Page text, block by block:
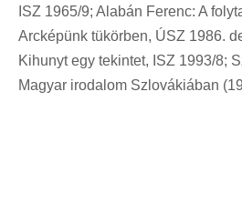
ISZ 1965/9; Alabán Ferenc: A
Arcképünk tükörben, ÚSZ 1986.
Kihunyt egy tekintet, ISZ 1993/8;
Magyar irodalom Szlovákiában